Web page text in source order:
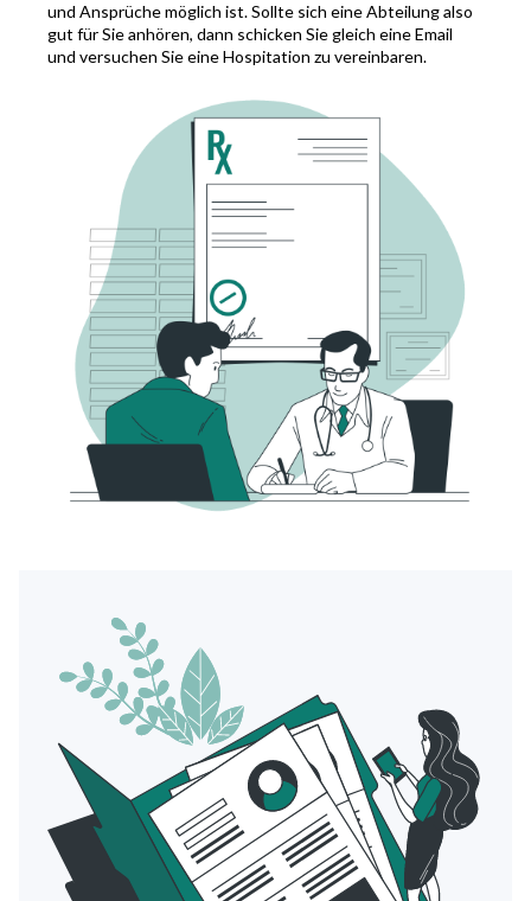
und Ansprüche möglich ist. Sollte sich eine Abteilung also
gut für Sie anhören, dann schicken Sie gleich eine Email
und versuchen Sie eine Hospitation zu vereinbaren.